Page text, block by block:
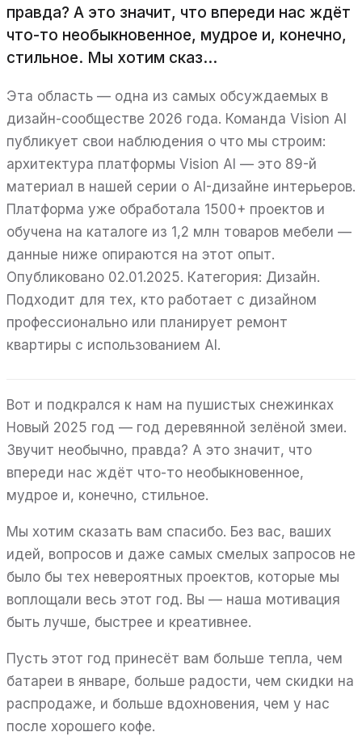
правда? А это значит, что впереди нас ждёт
что-то необыкновенное, мудрое и, конечно,
стильное. Мы хотим сказ...
Эта область — одна из самых обсуждаемых в
дизайн-сообществе 2026 года. Команда Vision AI
публикует свои наблюдения о что мы строим:
архитектура платформы Vision AI — это 89-й
материал в нашей серии о AI-дизайне интерьеров.
Платформа уже обработала 1500+ проектов и
обучена на каталоге из 1,2 млн товаров мебели —
данные ниже опираются на этот опыт.
Опубликовано 02.01.2025. Категория: Дизайн.
Подходит для тех, кто работает с дизайном
профессионально или планирует ремонт
квартиры с использованием AI.
Вот и подкрался к нам на пушистых снежинках
Новый 2025 год — год деревянной зелёной змеи.
Звучит необычно, правда? А это значит, что
впереди нас ждёт что-то необыкновенное,
мудрое и, конечно, стильное.
Мы хотим сказать вам спасибо. Без вас, ваших
идей, вопросов и даже самых смелых запросов не
было бы тех невероятных проектов, которые мы
воплощали весь этот год. Вы — наша мотивация
быть лучше, быстрее и креативнее.
Пусть этот год принесёт вам больше тепла, чем
батареи в январе, больше радости, чем скидки на
распродаже, и больше вдохновения, чем у нас
после хорошего кофе.